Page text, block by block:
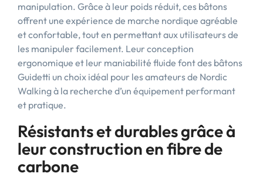
manipulation. Grâce à leur poids réduit, ces bâtons
offrent une expérience de marche nordique agréable
et confortable, tout en permettant aux utilisateurs de
les manipuler facilement. Leur conception
ergonomique et leur maniabilité fluide font des bâtons
Guidetti un choix idéal pour les amateurs de Nordic
Walking à la recherche d’un équipement performant
et pratique.
Résistants et durables grâce à
leur construction en fibre de
carbone